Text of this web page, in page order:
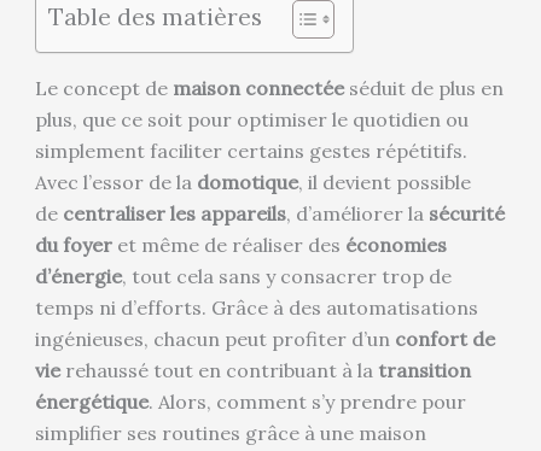
Table des matières
Le concept de maison connectéeséduit de plus en
plus, que ce soit pour optimiser le quotidien ou
simplement faciliter certains gestes répétitifs.
Avec l’essor de la domotique, il devient possible
de centraliser les appareils, d’améliorer la sécurité
du foyeret même de réaliser des économies
d’énergie, tout cela sans y consacrer trop de
temps ni d’efforts. Grâce à des automatisations
ingénieuses, chacun peut profiter d’un confort de
vierehaussé tout en contribuant à la transition
énergétique. Alors, comment s’y prendre pour
simplifier ses routines grâce à une maison